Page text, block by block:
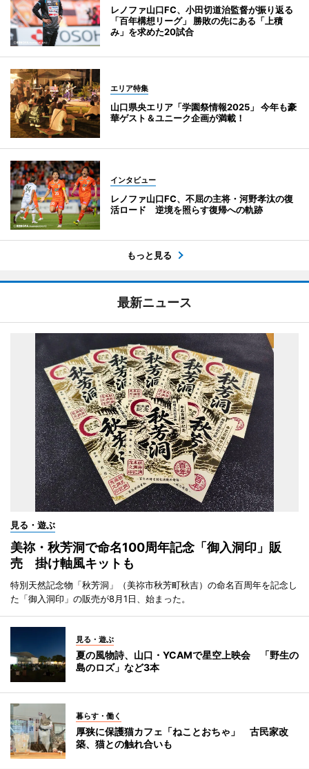
レノファ山口FC、小田切道治監督が振り返る
「百年構想リーグ」 勝敗の先にある「上積
み」を求めた20試合
エリア特集
山口県央エリア「学園祭情報2025」 今年も豪
華ゲスト＆ユニーク企画が満載！
インタビュー
レノファ山口FC、不屈の主将・河野孝汰の復
活ロード 逆境を照らす復帰への軌跡
もっと見る
最新ニュース
見る・遊ぶ
美祢・秋芳洞で命名100周年記念「御入洞印」販
売 掛け軸風キットも
特別天然記念物「秋芳洞」（美祢市秋芳町秋吉）の命名百周年を記念し
た「御入洞印」の販売が8月1日、始まった。
見る・遊ぶ
夏の風物詩、山口・YCAMで星空上映会 「野生の
島のロズ」など3本
暮らす・働く
厚狭に保護猫カフェ「ねことおちゃ」 古民家改
築、猫との触れ合いも